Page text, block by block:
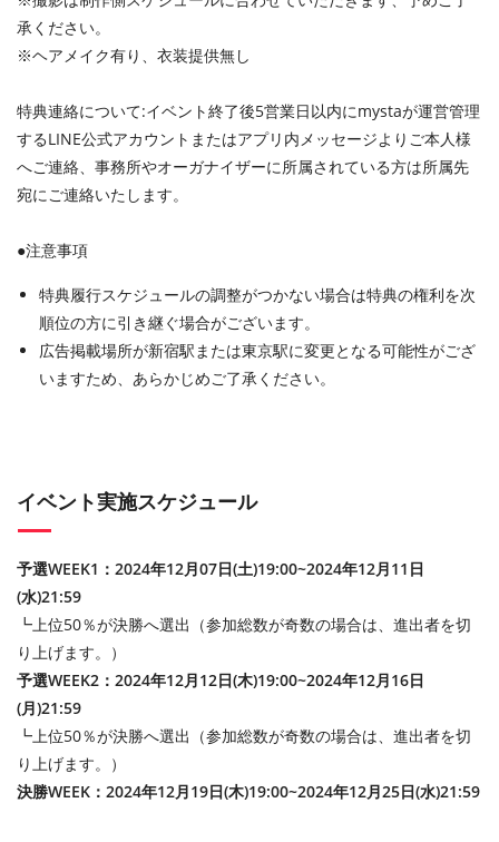
承ください。
※ヘアメイク有り、衣装提供無し
特典連絡について:イベント終了後5営業日以内にmystaが運営管理
するLINE公式アカウントまたはアプリ内メッセージよりご本人様
へご連絡、事務所やオーガナイザーに所属されている方は所属先
宛にご連絡いたします。
●注意事項
特典履行スケジュールの調整がつかない場合は特典の権利を次
順位の方に引き継ぐ場合がございます。
広告掲載場所が新宿駅または東京駅に変更となる可能性がござ
いますため、あらかじめご了承ください。
イベント実施スケジュール
予選WEEK1：2024年12月07日(土)19:00~2024年12月11日
(水)21:59
┗上位50％が決勝へ選出（参加総数が奇数の場合は、進出者を切
り上げます。）
予選WEEK2：2024年12月12日(木)19:00~2024年12月16日
(月)21:59
┗上位50％が決勝へ選出（参加総数が奇数の場合は、進出者を切
り上げます。）
決勝WEEK：2024年12月19日(木)19:00~2024年12月25日(水)21:59